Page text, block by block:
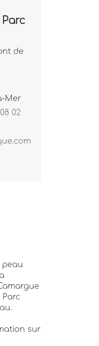
de
Mer
02
peau
Parc
sur